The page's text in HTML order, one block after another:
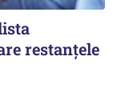
restanțele